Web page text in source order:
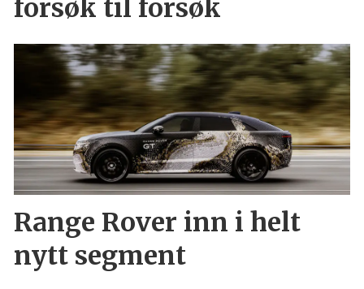
forsøk til forsøk
Range Rover inn i helt
nytt segment